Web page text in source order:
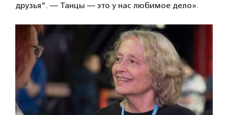
друзья”. — Танцы — это у нас любимое дело».